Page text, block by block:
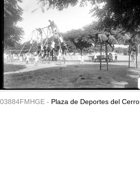
03884FMHGE - Plaza de Deportes del Cerro.